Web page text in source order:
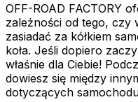
OFF-ROAD FACTORY
zależności od tego, czy
zasiadać za kółkiem
koła. Jeśli dopiero
właśnie dla Ciebie!
dowiesz się między
dotyczących